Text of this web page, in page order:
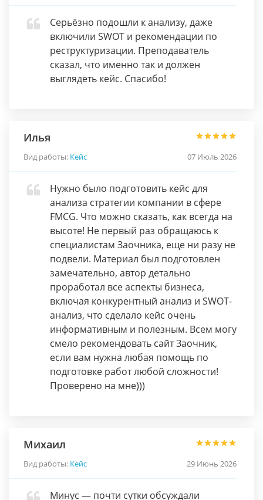
Серьёзно подошли к анализу, даже
включили SWOT и рекомендации по
реструктуризации. Преподаватель
сказал, что именно так и должен
выглядеть кейс. Спасибо!
Илья
Вид работы: Кейс 07 Июль 2026
Нужно было подготовить кейс для
анализа стратегии компании в сфере
FMCG. Что можно сказать, как всегда на
высоте! Не первый раз обращаюсь к
специалистам Заочника, еще ни разу не
подвели. Материал был подготовлен
замечательно, автор детально
проработал все аспекты бизнеса,
включая конкурентный анализ и SWOT-
анализ, что сделало кейс очень
информативным и полезным. Всем могу
смело рекомендовать сайт Заочник,
если вам нужна любая помощь по
подготовке работ любой сложности!
Проверено на мне)))
Михаил
Вид работы: Кейс 29 Июнь 2026
Минус — почти сутки обсуждали